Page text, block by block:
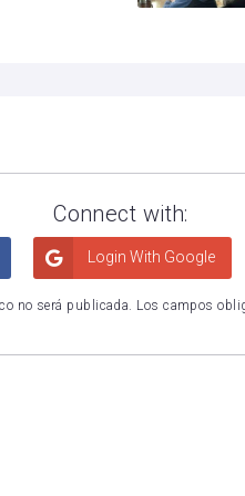
Connect with:
Login With Google
no será publicada. Los campos